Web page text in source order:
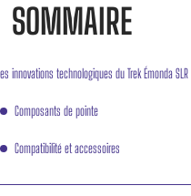
SOMMAIRE
innovations technologiques du Trek Émonda
Composants de pointe
Compatibilité et accessoires